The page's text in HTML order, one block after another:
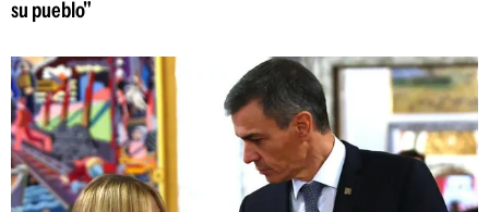
su pueblo"